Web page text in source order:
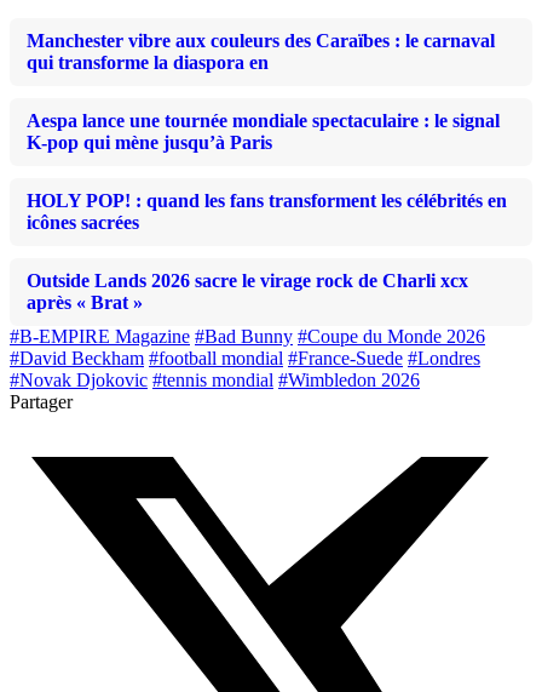
Manchester vibre aux couleurs des Caraïbes : le carnaval
qui transforme la diaspora en
Aespa lance une tournée mondiale spectaculaire : le signal
K-pop qui mène jusqu’à Paris
HOLY POP! : quand les fans transforment les célébrités en
icônes sacrées
Outside Lands 2026 sacre le virage rock de Charli xcx
après « Brat »
#B-EMPIRE Magazine #Bad Bunny #Coupe du Monde 2026
#David Beckham #football mondial #France-Suede #Londres
#Novak Djokovic #tennis mondial #Wimbledon 2026
Partager